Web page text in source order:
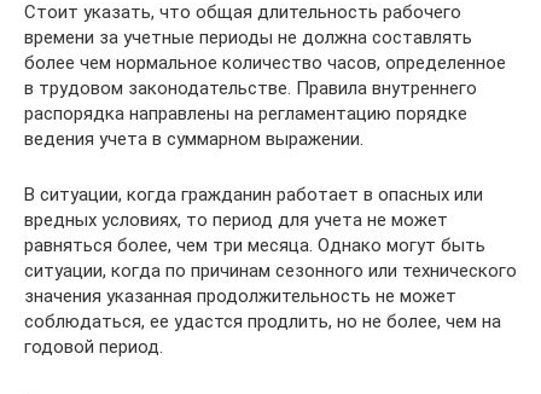
Стоит указать, что общая длительность рабочего
времени за учетные периоды не должна составлять
более чем нормальное количество часов, определенное
в трудовом законодательстве. Правила внутреннего
распорядка направлены на регламентацию порядке
ведения учета в суммарном выражении.
В ситуации, когда гражданин работает в опасных или
вредных условиях, то период для учета не может
равняться более, чем три месяца. Однако могут быть
ситуации, когда по причинам сезонного или технического
значения указанная продолжительность не может
соблюдаться, ее удастся продлить, но не более, чем на
годовой период.